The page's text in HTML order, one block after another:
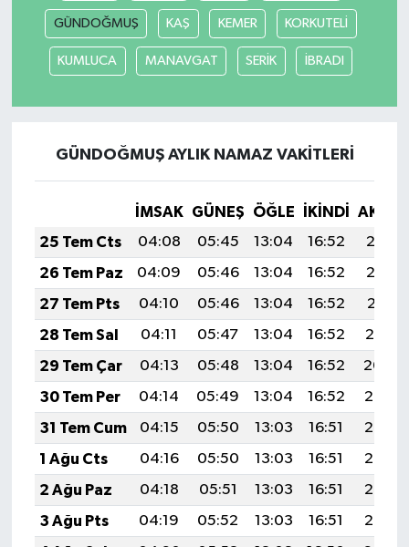
GÜNDOĞMUŞ KAŞ KEMER KORKUTELİ
KUMLUCA MANAVGAT SERİK İBRADI
GÜNDOĞMUŞ AYLIK NAMAZ VAKITLERI
İMSAK GÜNEŞ ÖĞLE İKINDI
25 Tem Cts
04:08 05:45 13:04 16:52
20:12
26 Tem Paz
04:09 05:46 13:04 16:52
20:12
27 Tem Pts
04:10 05:46 13:04 16:52
20:11
28 Tem Sal
04:11 05:47 13:04 16:52
20:10
29 Tem Çar
04:13 05:48 13:04 16:52
20:09
30 Tem Per
04:14 05:49 13:04 16:52
20:08
31 Tem Cum
04:15 05:50 13:03 16:51
20:07
1 Ağu Cts
04:16 05:50 13:03 16:51
20:06
2 Ağu Paz
04:18 05:51 13:03 16:51
20:06
3 Ağu Pts
04:19 05:52 13:03 16:51
20:05